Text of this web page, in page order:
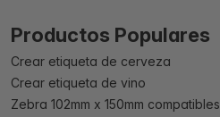
Productos Populares
Crear etiqueta de cerveza
Crear etiqueta de vino
Zebra 102mm x 150mm compatibles